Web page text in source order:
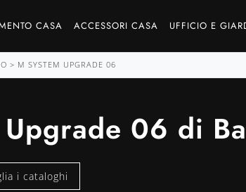
CASA ACCESSORI CASA UFFICIO E
> M SYSTEM UPGRADE 06
06 di
i cataloghi